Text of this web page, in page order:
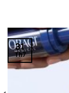
31
Th7